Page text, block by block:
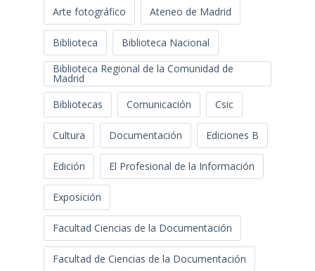
Arte fotográfico Ateneo de Madrid
Biblioteca
Biblioteca Nacional
Biblioteca Regional de la Comunidad de
Madrid
Bibliotecas
Comunicación Csic
Cultura Documentación Ediciones B
Edición El Profesional de la Información
Exposición
Facultad Ciencias de la Documentación
Facultad de Ciencias de la Documentación